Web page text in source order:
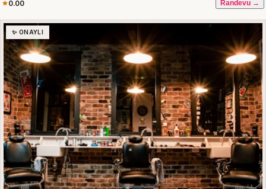
0.00 Randevu →
✨ ONAYLI